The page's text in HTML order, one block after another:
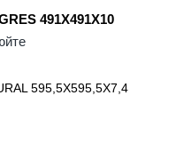
491X491X10